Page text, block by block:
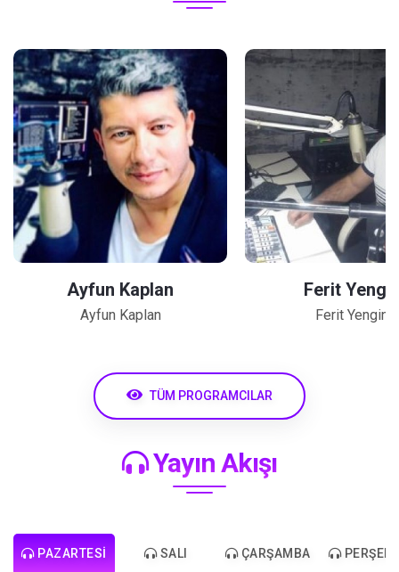
Ayfun Kaplan
Ayfun Kaplan
Ferit
Ferit Yengin
TÜM PROGRAMCILAR
Yayın Akışı
PAZARTESI SALI ÇARŞAMBA